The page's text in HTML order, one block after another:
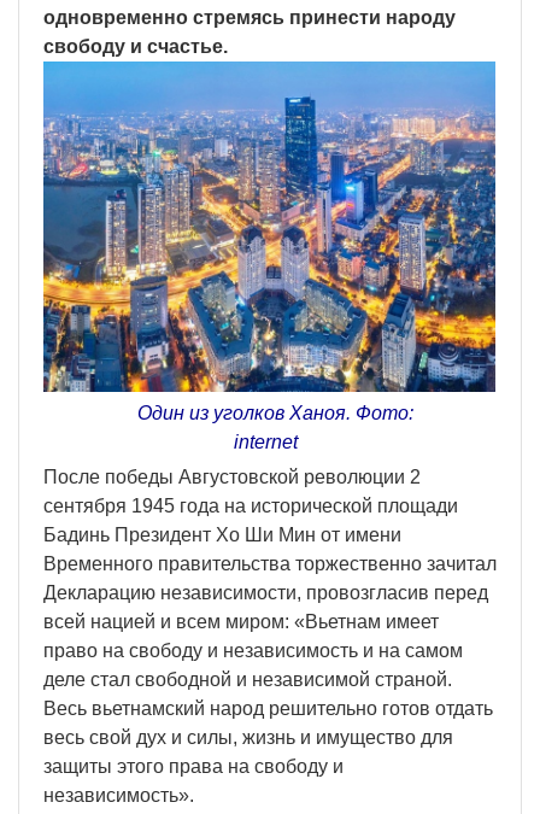
одновременно стремясь принести народу
свободу и счастье.
Один из уголков Ханоя. Фото:
internet
После победы Августовской революции 2
сентября 1945 года на исторической площади
Бадинь Президент Хо Ши Мин от имени
Временного правительства торжественно зачитал
Декларацию независимости, провозгласив перед
всей нацией и всем миром: «Вьетнам имеет
право на свободу и независимость и на самом
деле стал свободной и независимой страной.
Весь вьетнамский народ решительно готов отдать
весь свой дух и силы, жизнь и имущество для
защиты этого права на свободу и
независимость».